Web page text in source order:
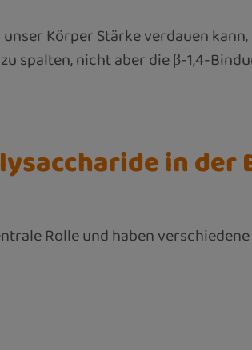
Körper Stärke verdauen
spalten, nicht aber die β-1,4-
in
Rolle und haben